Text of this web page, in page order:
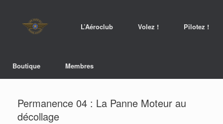
L’Aéroclub Volez ! Pilotez !
Boutique Membres
Permanence 04 : La Panne Moteur au
décollage